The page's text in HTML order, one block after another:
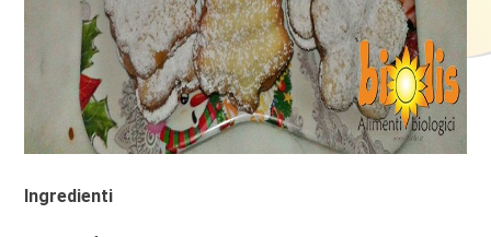
Ingredienti